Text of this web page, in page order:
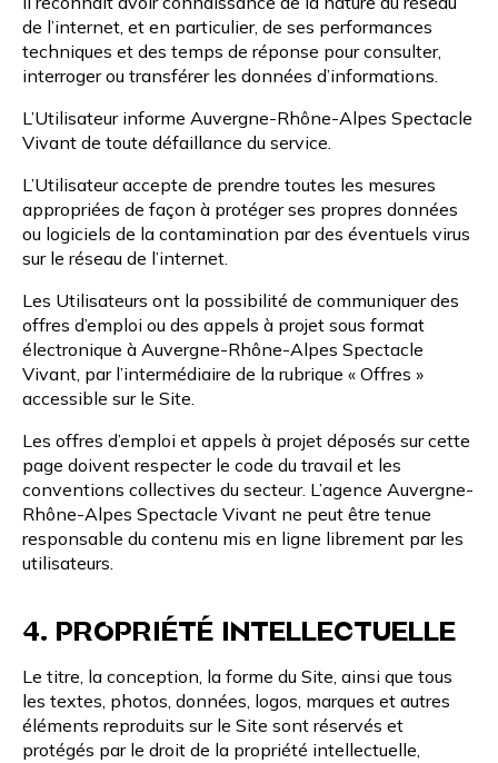
de l’internet, et en particulier, de ses performances
techniques et des temps de réponse pour consulter,
interroger ou transférer les données d’informations.
L’Utilisateur informe Auvergne-Rhône-Alpes Spectacle
Vivant de toute défaillance du service.
L’Utilisateur accepte de prendre toutes les mesures
appropriées de façon à protéger ses propres données
ou logiciels de la contamination par des éventuels virus
sur le réseau de l’internet.
Les Utilisateurs ont la possibilité de communiquer des
offres d’emploi ou des appels à projet sous format
électronique à Auvergne-Rhône-Alpes Spectacle
Vivant, par l’intermédiaire de la rubrique « Offres »
accessible sur le Site.
Les offres d’emploi et appels à projet déposés sur cette
page doivent respecter le code du travail et les
conventions collectives du secteur. L’agence Auvergne-
Rhône-Alpes Spectacle Vivant ne peut être tenue
responsable du contenu mis en ligne librement par les
utilisateurs.
4. PROPRIÉTÉ INTELLECTUELLE
Le titre, la conception, la forme du Site, ainsi que tous
les textes, photos, données, logos, marques et autres
éléments reproduits sur le Site sont réservés et
protégés par le droit de la propriété intellectuelle,